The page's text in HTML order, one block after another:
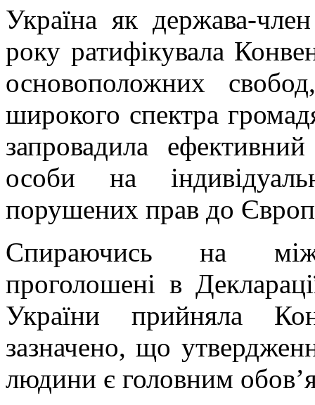
Україна як держава-
року ратифікувала
основоположних
широкого спектра
запровадила
особи на
порушених прав до
Спираючись на
проголошені в
України прийняла
зазначено, що
людини є головним